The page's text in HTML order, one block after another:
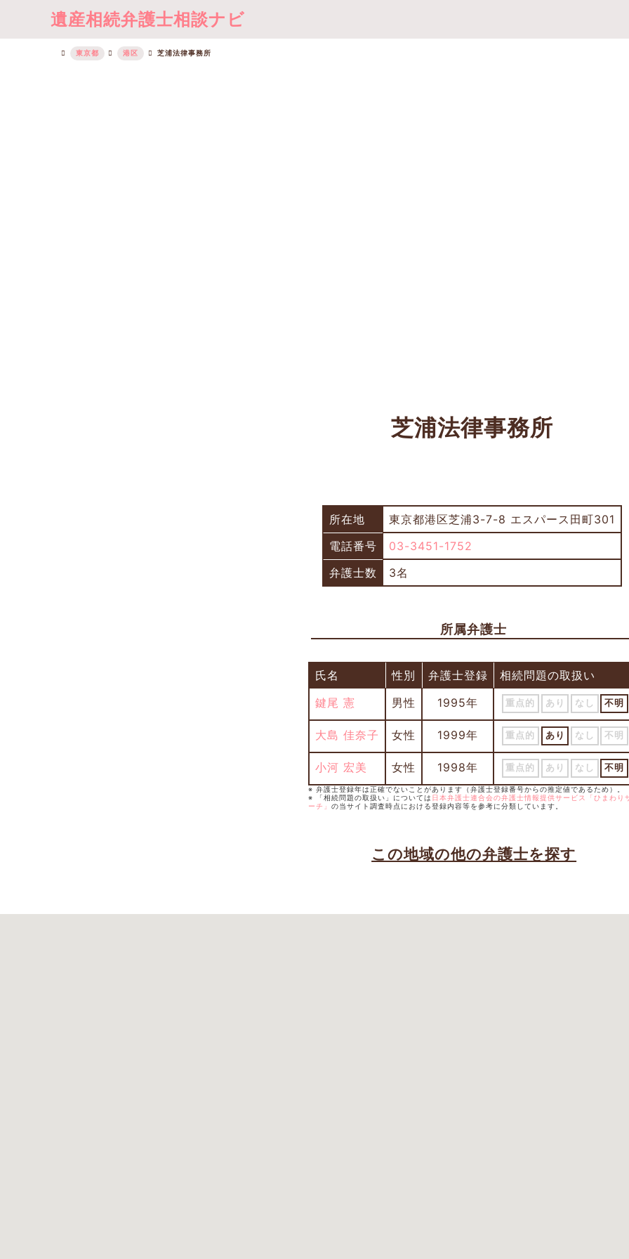
遺産相続弁護士相談ナビ
東京都 港区 芝浦法律事務所
芝浦法律事務所
所在地
東京都港区芝浦3-7-8 エスパース田町301
電話番号
03-3451-1752
弁護士数
3名
所属弁護士
氏名 性別 弁護士登録
相続問題の取扱い
鍵尾 憲
男性 1995年 重点的 あり なし 不明
大島 佳奈子 女性 1999年 重点的 あり なし 不明
小河 宏美 女性 1998年 重点的 あり なし 不明
※ 弁護士登録年は正確でないことがあります（弁護士登録番号からの推定値であるため）。
※ 「相続問題の取扱い」については 日本弁護士連合会の弁護士情報提供サービス「ひまわり
ーチ」 の当サイト調査時点における登録内容等を参考に分類しています。
この地域の他の弁護士を探す